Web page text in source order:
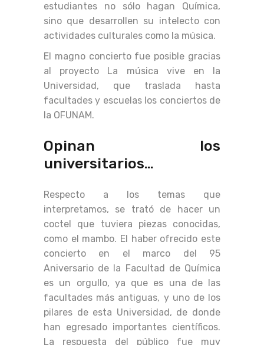
estudiantes no sólo hagan Química,
sino que desarrollen su intelecto con
actividades culturales como la música.
El magno concierto fue posible gracias
al proyecto La música vive en la
Universidad, que traslada hasta
facultades y escuelas los conciertos de
la OFUNAM.
Opinan los
universitarios…
Respecto a los temas que
interpretamos, se trató de hacer un
coctel que tuviera piezas conocidas,
como el mambo. El haber ofrecido este
concierto en el marco del 95
Aniversario de la Facultad de Química
es un orgullo, ya que es una de las
facultades más antiguas, y uno de los
pilares de esta Universidad, de donde
han egresado importantes científicos.
La respuesta del público fue muy